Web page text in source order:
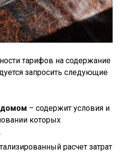
тарифов на содержание
запросить следующие
домом – содержит условия и
которых
расчет затрат